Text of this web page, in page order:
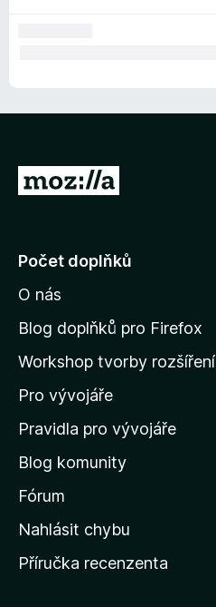
P
j
t
n
d
o
m
v
s
k
u
Počet doplňků
O nás
Blog doplňků pro Firefox
Workshop tvorby rozšíření
Pro vývojáře
Pravidla pro vývojáře
Blog komunity
Fórum
Nahlásit chybu
Příručka recenzenta